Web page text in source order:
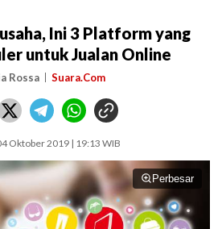
Ini 3 Platform yang
untuk Jualan Online
Rossa Suara.Com
Oktober 2019 | 19:13 WIB
Perbesar